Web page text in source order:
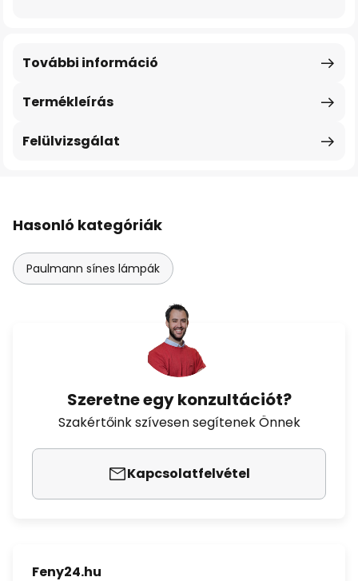
Termékleírás
További információ
Felülvizsgálat
Hasonló kategóriák
Paulmann sínes lámpák
Szeretne egy konzultációt?
Szakértőink szívesen segítenek Önnek
Kapcsolatfelvétel
Feny24.hu